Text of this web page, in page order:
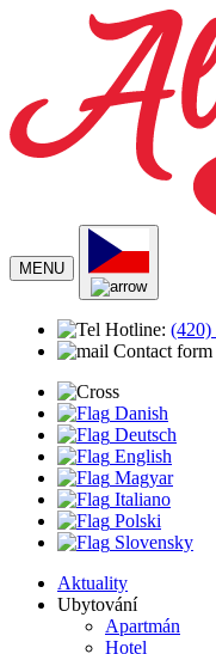
MENU
Hotline: (420)
Contact form
Danish
Deutsch
English
Magyar
Italiano
Polski
Slovensky
Aktuality
Ubytování
Apartmán
Hotel